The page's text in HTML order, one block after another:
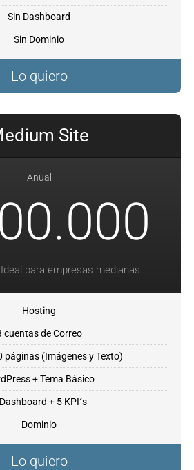
Sin Dashboard
Sin Dominio
Lo quiero
Site
Anual
para empresas medianas
Hosting
cuentas de Correo
páginas (Imágenes y Texto)
+ Tema Básico
+ 5 KPI´s
Dominio
Lo quiero